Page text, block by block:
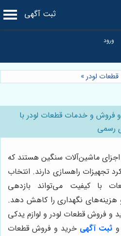
ثبت آگهی
قطعات لودر»
فروش و خدمات قطعات لودر با
رسمی
ماشین‌آلات سنگین هستند که
تجهیزات راهسازی دارند. انتخاب
با کیفیت می‌تواند بازدهی
هزینه‌های نگهداری را کاهش دهد.
و فروش قطعات لودر و لوازم یدکی
ثبت آگهی خرید و فروش قطعات